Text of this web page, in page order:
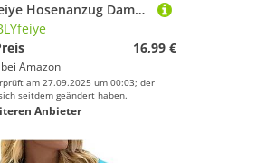
RMBLYfeiye Hosenanzug Damen Elegant Latzhose Blau Thermo Jumpsuit Blumenmuster Kuschelig Spaghetti Rückenfrei Wide Leg Playsuit Racerback Strampler Rote
16,99 €
Amazon
am 27.09.2025 um 00:03; der
seitdem geändert haben.
Anbieter